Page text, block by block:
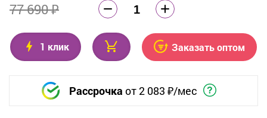
77 690 ₽
1 клик Заказать оптом
Рассрочка от2 083 ₽/мес